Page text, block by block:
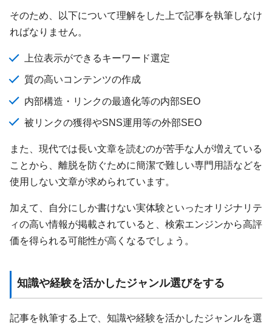
そのため、以下について理解をした上で記事を執筆しなけ
ればなりません。
上位表示ができるキーワード選定
質の高いコンテンツの作成
内部構造・リンクの最適化等の内部SEO
被リンクの獲得やSNS運用等の外部SEO
また、現代では長い文章を読むのが苦手な人が増えている
ことから、離脱を防ぐために簡潔で難しい専門用語などを
使用しない文章が求められています。
加えて、自分にしか書けない実体験といったオリジナリテ
ィの高い情報が掲載されていると、検索エンジンから高評
価を得られる可能性が高くなるでしょう。
知識や経験を活かしたジャンル選びをする
記事を執筆する上で、知識や経験を活かしたジャンルを選